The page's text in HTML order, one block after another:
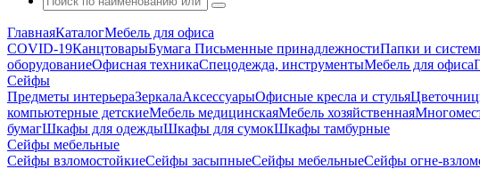
ГлавнаяКаталогМебель для офиса
COVID-19КанцтоварыБумага Письменные принадлежностиПапки и
оборудованиеОфисная техникаСпецодежда, инструментыМебель для офиса
Сейфы
Предметы интерьераЗеркалаАксессуарыОфисные кресла и стулья
компьютерные детскиеМебель медицинскаяМебель хозяйственная
бумагШкафы для одеждыШкафы для сумокШкафы тамбурные
Сейфы мебельные
Сейфы взломостойкиеСейфы засыпныеСейфы мебельныеСейфы огне-